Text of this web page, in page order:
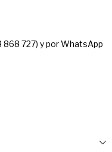
727) y por WhatsApp